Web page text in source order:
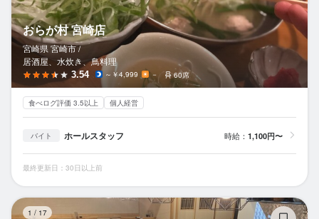
おらが村 宮崎店
宮崎県 宮崎市 /
居酒屋、水炊き、鳥料理
3.54 ～￥4,999 － 60席
食べログ評価 3.5以上 個人経営
バイト ホールスタッフ 時給： 1,100円〜
最終更新日：30日以上前
1 / 17